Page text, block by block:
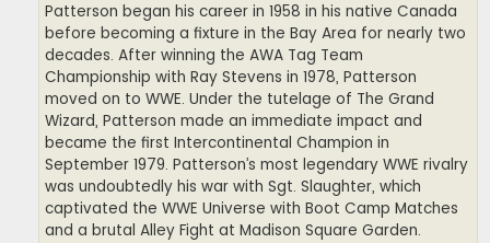
Patterson began his career in 1958 in his native Canada
before becoming a fixture in the Bay Area for nearly two
decades. After winning the AWA Tag Team
Championship with Ray Stevens in 1978, Patterson
moved on to WWE. Under the tutelage of The Grand
Wizard, Patterson made an immediate impact and
became the first Intercontinental Champion in
September 1979. Patterson’s most legendary WWE rivalry
was undoubtedly his war with Sgt. Slaughter, which
captivated the WWE Universe with Boot Camp Matches
and a brutal Alley Fight at Madison Square Garden.